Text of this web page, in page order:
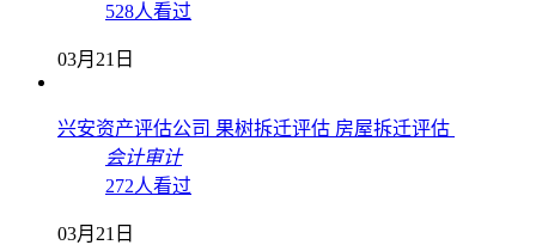
528人看过
03月21日
兴安资产评估公司 果树拆迁评估 房屋拆迁评估
会计审计
272人看过
03月21日